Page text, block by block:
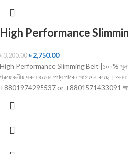
High Performance
৳3,200.00 ৳2,750.00
High Performance Slimming Belt |১০০% সুলভ
প্রয়োজনীয় সকল ধরনের পণ্য পাবেন আমাদের কাছে।
+8801974295537 or +8801571433091 অর্ডার